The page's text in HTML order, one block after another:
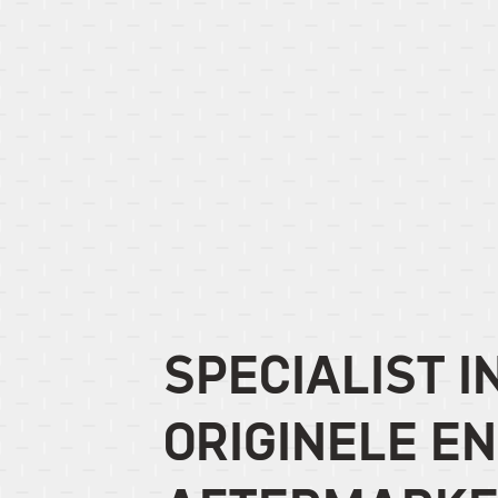
SPECIALIST
ORIGINELE EN